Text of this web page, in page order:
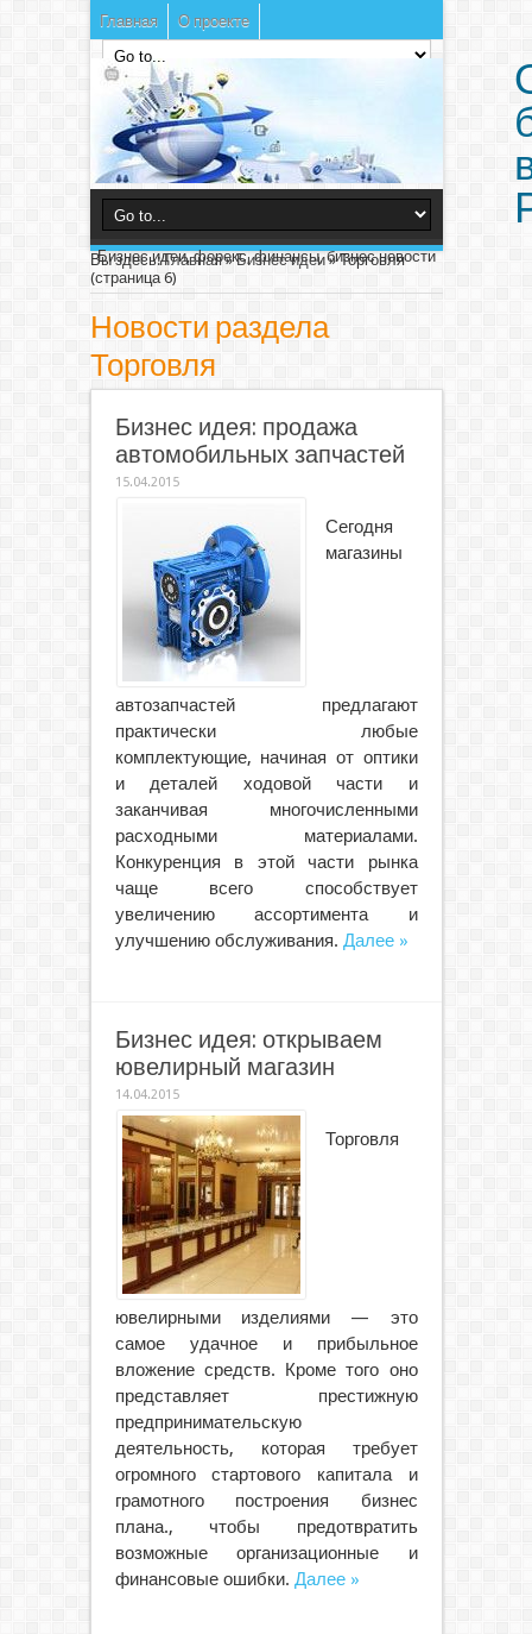
Главная О проекте
Бизнес идеи, форекс, финансы, бизнес новости
Вы здесь:Главная»Бизнес идеи»Торговля
(страница 6)
Новости раздела
Торговля
Бизнес идея: продажа
автомобильных запчастей
15.04.2015
Сегодня
магазины
автозапчастей предлагают
практически любые
комплектующие, начиная от оптики
и деталей ходовой части и
заканчивая многочисленными
расходными материалами.
Конкуренция в этой части рынка
чаще всего способствует
увеличению ассортимента и
улучшению обслуживания. Далее »
Бизнес идея: открываем
ювелирный магазин
14.04.2015
Торговля
ювелирными изделиями — это
самое удачное и прибыльное
вложение средств. Кроме того оно
представляет престижную
предпринимательскую
деятельность, которая требует
огромного стартового капитала и
грамотного построения бизнес
плана., чтобы предотвратить
возможные организационные и
финансовые ошибки. Далее »